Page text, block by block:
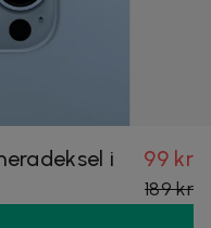
i
99 kr
189 kr